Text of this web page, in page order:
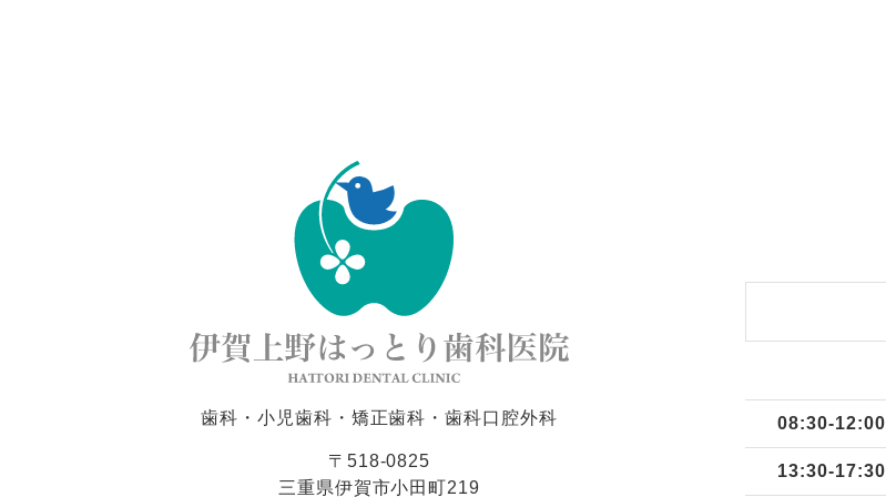
歯科・小児歯科・矯正歯科・歯科口腔外科
〒518-0825
三重県伊賀市小田町219
08:30-12:00
13:30-17:30